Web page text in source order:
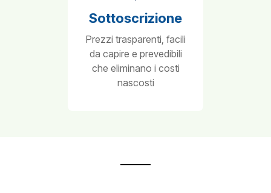
Sottoscrizione
Prezzi trasparenti, facili
da capire e prevedibili
che eliminano i costi
nascosti